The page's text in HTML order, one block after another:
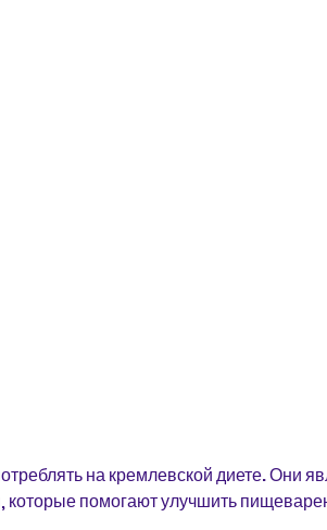
которые помогают улучшить